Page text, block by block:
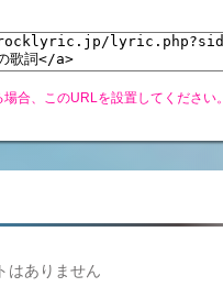
合、このURLを設置してください。
はありません